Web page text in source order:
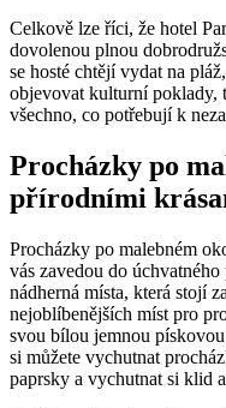
Celkově lze říci, že hotel
dovolenou plnou
se hosté chtějí vydat na
objevovat kulturní poklady,
všechno, co potřebují k
Procházky po
přírodními
Procházky po malebném
vás zavedou do
nádherná místa, která stojí
nejoblíbenějších míst pro
svou bílou jemnou
si můžete vychutnat
paprsky a vychutnat si klid